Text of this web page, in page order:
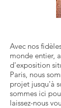
Avec nos
monde entier,
d'exposition
Paris, nous
projet jusqu'à
sommes ici
laissez-nous